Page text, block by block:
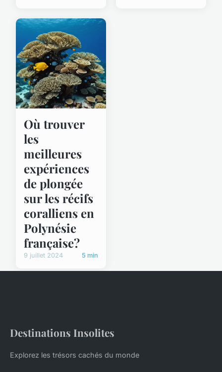
Où trouver
les
meilleures
expériences
de plongée
sur les récifs
coralliens en
Polynésie
française?
9 juillet 2024 5 min
Destinations Insolites
Explorez les trésors cachés du monde